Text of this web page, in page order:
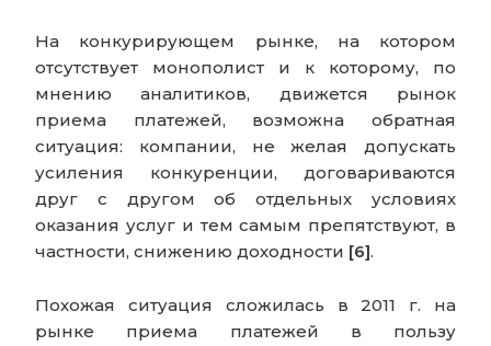
На конкурирующем рынке, на котором
отсутствует монополист и к которому, по
мнению аналитиков, движется рынок
приема платежей, возможна обратная
ситуация: компании, не желая допускать
усиления конкуренции, договариваются
друг с другом об отдельных условиях
оказания услуг и тем самым препятствуют, в
частности, снижению доходности [6].
Похожая ситуация сложилась в 2011 г. на
рынке приема платежей в пользу